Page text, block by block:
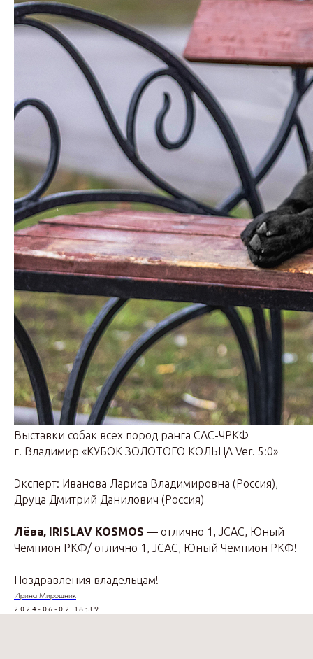
Выставки собак всех пород ранга САС-ЧРКФ
г. Владимир «КУБОК ЗОЛОТОГО КОЛЬЦА Ver. 5:0»
Эксперт: Иванова Лариса Владимировна (Россия),
Друца Дмитрий Данилович (Россия)
Лёва, IRISLAV KOSMOS — отлично 1, JCAC, Юный
Чемпион РКФ/ отлично 1, JCAC, Юный Чемпион РКФ!
Поздравления владельцам!
Ирина Мирошник
2024-06-02 18:39